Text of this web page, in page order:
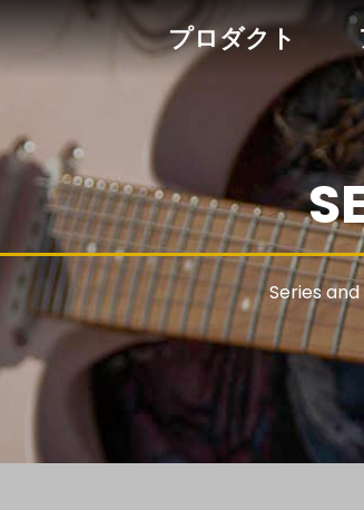
プロダクト
Series